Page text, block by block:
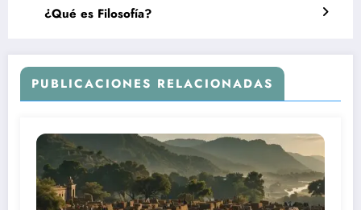
¿Qué es Filosofía?
PUBLICACIONES RELACIONADAS